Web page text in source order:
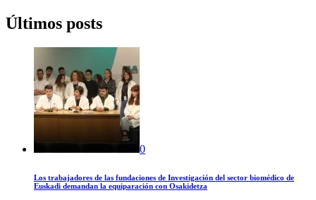
Últimos posts
0
Los trabajadores de las fundaciones de Investigación del sector biomédico de
Euskadi demandan la equiparación con Osakidetza